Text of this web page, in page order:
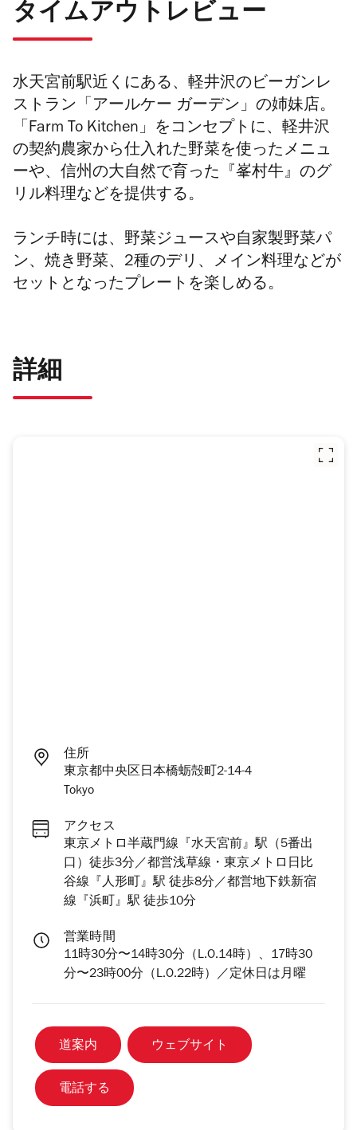
タイムアウトレビュー
水天宮前駅近くにある、軽井沢のビーガンレ
ストラン「アールケー ガーデン」の姉妹店。
「Farm To Kitchen」をコンセプトに、軽井沢
の契約農家から仕入れた野菜を使ったメニュ
ーや、信州の大自然で育った『峯村牛』のグ
リル料理などを提供する。
ランチ時には、野菜ジュースや自家製野菜パ
ン、焼き野菜、2種のデリ、メイン料理などが
セットとなったプレートを楽しめる。
詳細
住所
東京都中央区日本橋蛎殻町2-14-4
Tokyo
アクセス
東京メトロ半蔵門線『水天宮前』駅（5番出
口）徒歩3分／都営浅草線・東京メトロ日比
谷線『人形町』駅 徒歩8分／都営地下鉄新宿
線『浜町』駅 徒歩10分
営業時間
11時30分〜14時30分（L.O.14時）、17時30
分〜23時00分（L.O.22時）／定休日は月曜
道案内 ウェブサイト
電話する